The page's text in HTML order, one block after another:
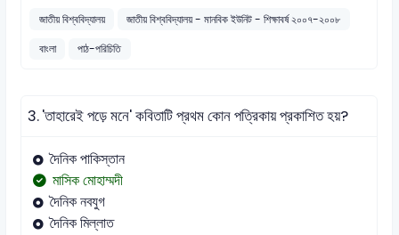
জাতীয় বিশ্ববিদ্যালয়
জাতীয় বিশ্ববিদ্যালয় - মানবিক ইউনিট - শিক্ষাবর্ষ ২০০৭-২০০৮
বাংলা
পাঠ-পরিচিতি
3.'তাহারেই পড়ে মনে' কবিতাটি প্রথম কোন পত্রিকায় প্রকাশিত হয়?
দৈনিক পাকিস্তান
মাসিক মোহাম্মদী
দৈনিক নবযুগ
দৈনিক মিল্লাত